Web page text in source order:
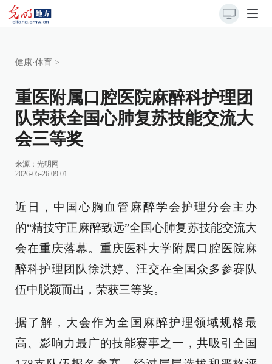
健康·体育 >
重医附属口腔医院麻醉科护理团
队荣获全国心肺复苏技能交流大
会三等奖
来源： 光明网
2026-05-26 09:01
近日，中国心胸血管麻醉学会护理分会主办
的“精技守正麻醉致远”全国心肺复苏技能交流大
会在重庆落幕。重庆医科大学附属口腔医院麻
醉科护理团队徐洪婷、汪交在全国众多参赛队
伍中脱颖而出，荣获三等奖。
据了解，大会作为全国麻醉护理领域规格最
高、影响力最广的技能赛事之一，共吸引全国